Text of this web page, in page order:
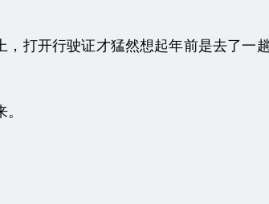
打开行驶证才猛然想起年前是去了一